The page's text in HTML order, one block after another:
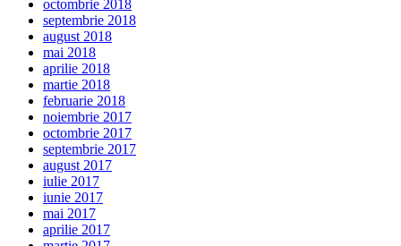
octombrie 2018
septembrie 2018
august 2018
mai 2018
aprilie 2018
martie 2018
februarie 2018
noiembrie 2017
octombrie 2017
septembrie 2017
august 2017
iulie 2017
iunie 2017
mai 2017
aprilie 2017